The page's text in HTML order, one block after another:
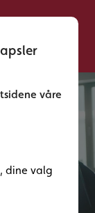
våre
dine valg